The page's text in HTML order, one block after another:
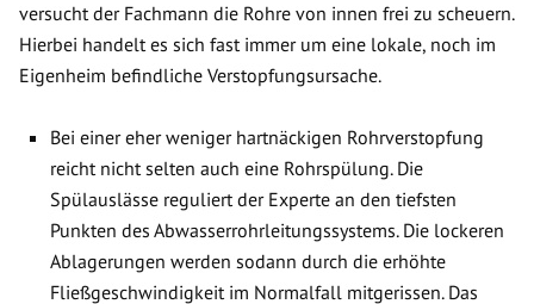
versucht der Fachmann die Rohre von innen frei zu scheuern.
Hierbei handelt es sich fast immer um eine lokale, noch im
Eigenheim befindliche Verstopfungsursache.
Bei einer eher weniger hartnäckigen Rohrverstopfung
reicht nicht selten auch eine Rohrspülung. Die
Spülauslässe reguliert der Experte an den tiefsten
Punkten des Abwasserrohrleitungssystems. Die lockeren
Ablagerungen werden sodann durch die erhöhte
Fließgeschwindigkeit im Normalfall mitgerissen. Das